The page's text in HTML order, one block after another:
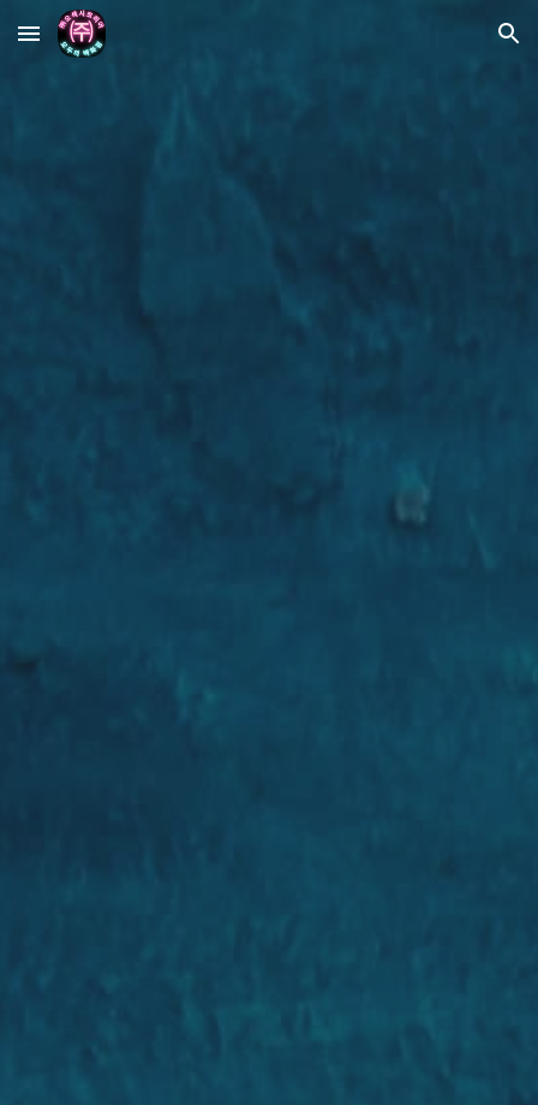
Skip to main content Skip to navigation